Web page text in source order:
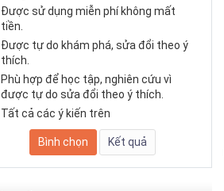
Được sử dụng miễn phí không mất
tiền.
Được tự do khám phá, sửa đổi theo ý
thích.
Phù hợp để học tập, nghiên cứu vì
được tự do sửa đổi theo ý thích.
Tất cả các ý kiến trên